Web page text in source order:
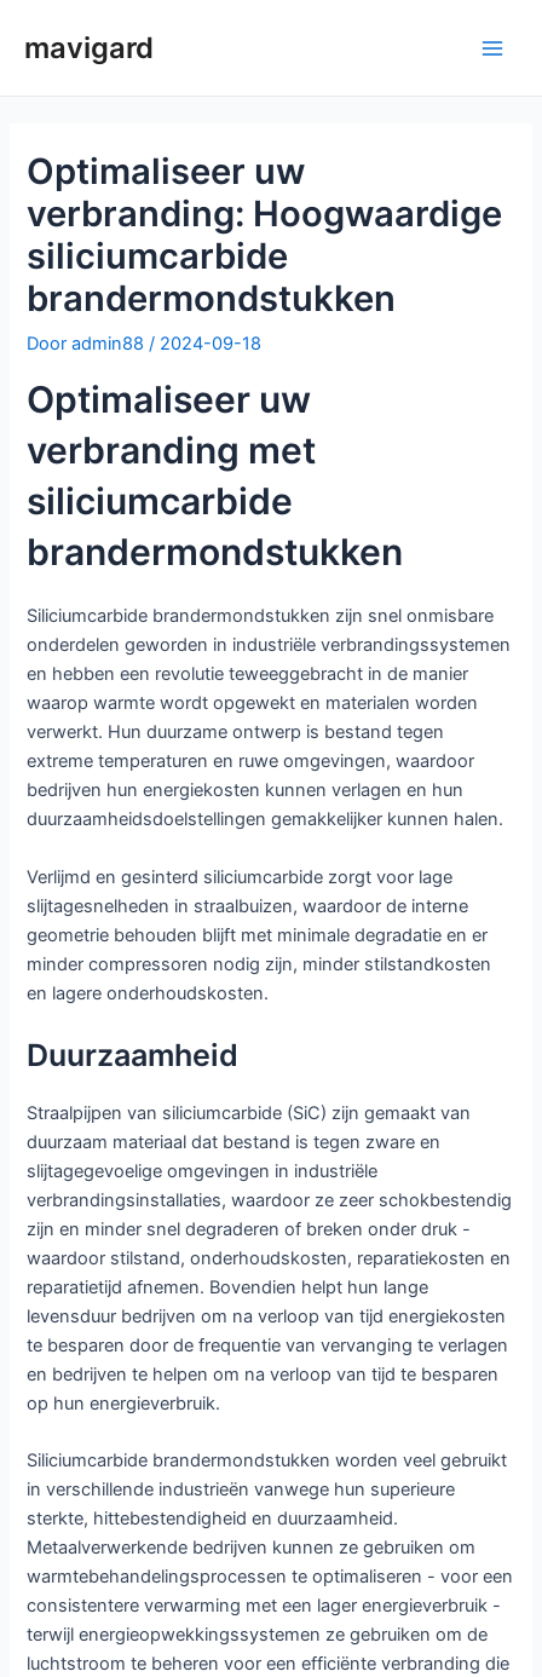
naarmavigard
Optimaliseer uw
verbranding: Hoogwaardige
siliciumcarbide
brandermondstukken
Dooradmin88/ 2024-09-18
Optimaliseer uw
verbranding met
siliciumcarbide
brandermondstukken
Siliciumcarbide brandermondstukken zijn snel onmisbare
onderdelen geworden in industriële verbrandingssystemen
en hebben een revolutie teweeggebracht in de manier
waarop warmte wordt opgewekt en materialen worden
verwerkt. Hun duurzame ontwerp is bestand tegen
extreme temperaturen en ruwe omgevingen, waardoor
bedrijven hun energiekosten kunnen verlagen en hun
duurzaamheidsdoelstellingen gemakkelijker kunnen halen.
Verlijmd en gesinterd siliciumcarbide zorgt voor lage
slijtagesnelheden in straalbuizen, waardoor de interne
geometrie behouden blijft met minimale degradatie en er
minder compressoren nodig zijn, minder stilstandkosten
en lagere onderhoudskosten.
Duurzaamheid
Straalpijpen van siliciumcarbide (SiC) zijn gemaakt van
duurzaam materiaal dat bestand is tegen zware en
slijtagegevoelige omgevingen in industriële
verbrandingsinstallaties, waardoor ze zeer schokbestendig
zijn en minder snel degraderen of breken onder druk -
waardoor stilstand, onderhoudskosten, reparatiekosten en
reparatietijd afnemen. Bovendien helpt hun lange
levensduur bedrijven om na verloop van tijd energiekosten
te besparen door de frequentie van vervanging te verlagen
en bedrijven te helpen om na verloop van tijd te besparen
op hun energieverbruik.
Siliciumcarbide brandermondstukken worden veel gebruikt
in verschillende industrieën vanwege hun superieure
sterkte, hittebestendigheid en duurzaamheid.
Metaalverwerkende bedrijven kunnen ze gebruiken om
warmtebehandelingsprocessen te optimaliseren - voor een
consistentere verwarming met een lager energieverbruik -
terwijl energieopwekkingssystemen ze gebruiken om de
luchtstroom te beheren voor een efficiënte verbranding die